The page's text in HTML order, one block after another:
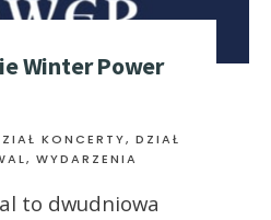
Winter Power
KONCERTY, DZIAŁ
WYDARZENIA
to dwudniowa